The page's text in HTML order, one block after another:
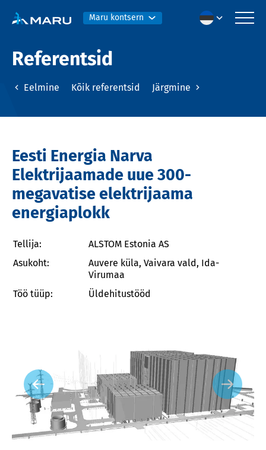
Maru kontsern
Referentsid
Eelmine Kõik referentsid Järgmine
Eesti Energia Narva
Elektrijaamade uue 300-
megavatise elektrijaama
energiaplokk
Tellija:
ALSTOM Estonia AS
Asukoht:
Auvere küla, Vaivara vald, Ida-
Virumaa
Töö tüüp:
Üldehitustööd